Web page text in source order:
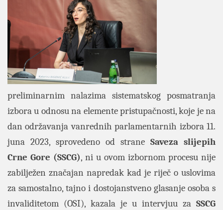
preliminarnim nalazima sistematskog posmatranja
izbora u odnosu na elemente pristupačnosti, koje je na
dan održavanja vanrednih parlamentarnih izbora 11.
juna 2023, sprovedeno od strane Saveza slijepih
Crne Gore (SSCG), ni u ovom izbornom procesu nije
zabilježen značajan napredak kad je riječ o uslovima
za samostalno, tajno i dostojanstveno glasanje osoba s
invaliditetom (OSI), kazala je u intervjuu za SSCG